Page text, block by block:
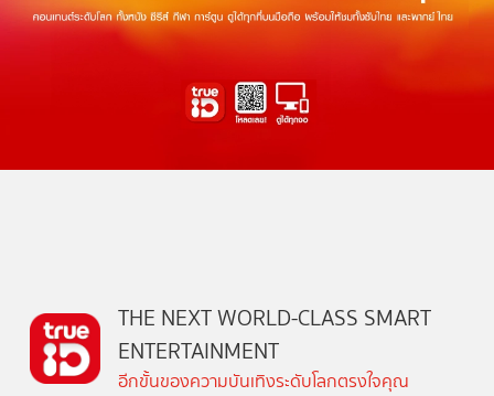
THE NEXT WORLD-CLASS SMART
ENTERTAINMENT
อีกขั้นของความบันเทิงระดับโลกตรงใจคุณ